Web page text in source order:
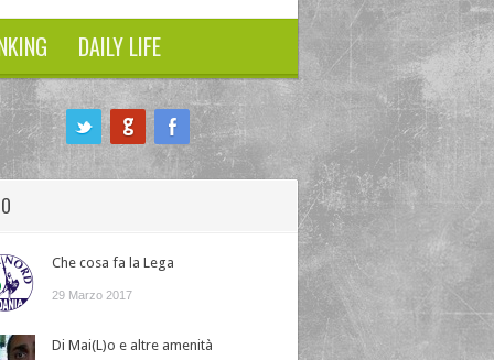
DAILY LIFE
Che cosa fa la Lega
29 Marzo 2017
Di Mai(L)o e altre amenità